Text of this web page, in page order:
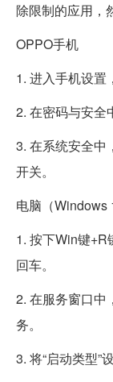
除限制的应用，
OPPO手机
1. 进入手机设置
2. 在密码与安全
3. 在系统安全中
开关。
电脑（Windows
1. 按下Win键
回车。
2. 在服务窗口中
务。
3. 将“启动类型”